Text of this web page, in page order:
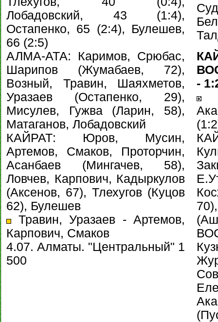
Лобадовский, 43 (1:4),
Остапенко, 65 (2:4), Булешев,
66 (2:5)
АЛМА-АТА: Каримов, Срюбас,
Шарипов (Жумабаев, 72),
Возный, Травин, Шаяхметов,
Уразаев (Остапенко, 29),
Мисулев, Гужва (Ларин, 58),
Матаганов, Лобадовский
КАЙРАТ: Юров, Мусин,
Артемов, Смаков, Проторчин,
Асанбаев (Мингачев, 58),
Ловчев, Карпович, Кадыркулов
(Аксенов, 67), Тлехугов (Куцов
62), Булешев
Травин, Уразаев - Артемов,
Карпович, Смаков
4.07. Алматы. "Центральный" 1
500
-